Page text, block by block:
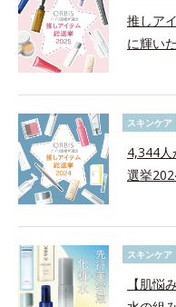
推しア
に輝い
スキンケア
4,344
選挙
スキンケア
【肌悩